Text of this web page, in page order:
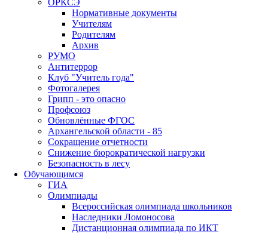
Нормативные документы
Учителям
Родителям
Архив
РУМО
Антитеррор
Клуб "Учитель года"
Фотогалерея
Грипп - это опасно
Профсоюз
Обновлённые ФГОС
Архангельской области - 85
Сокращение отчетности
Снижение бюрократической нагрузки
Безопасность в лесу
Обучающимся
ГИА
Олимпиады
Всероссийская олимпиада школьников
Наследники Ломоносова
Дистанционная олимпиада по ИКТ